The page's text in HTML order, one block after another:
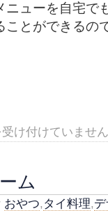
ニューを自宅で
とができるの
け付けていません
ム
おやつ, タイ料理,